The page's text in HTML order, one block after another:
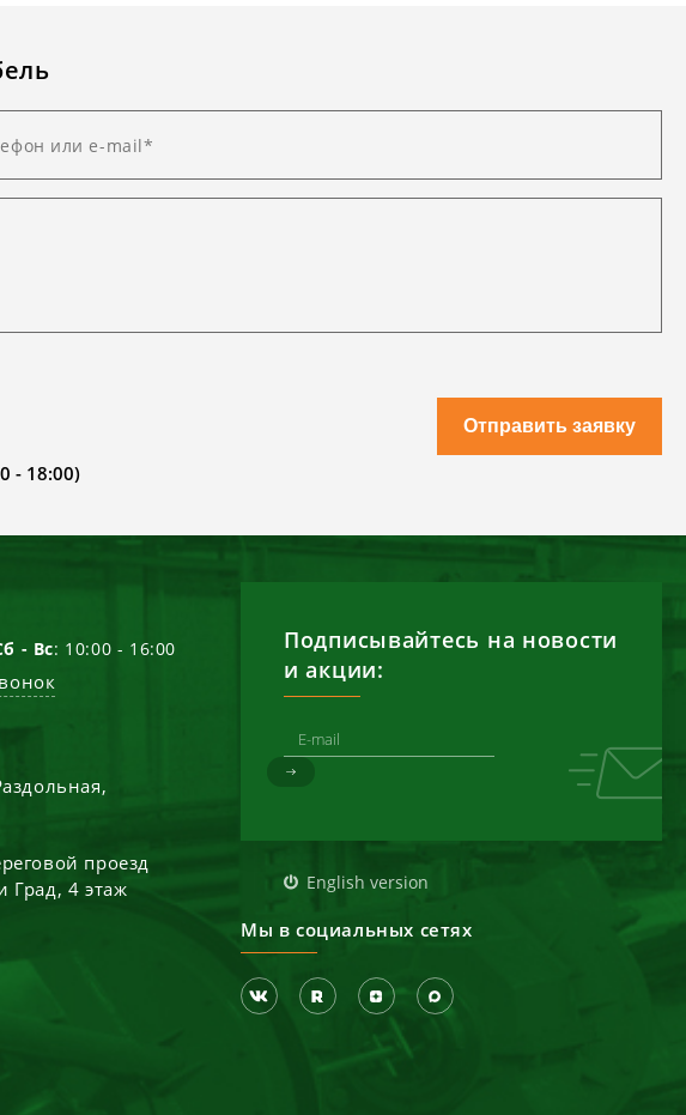
- 18:00)
Отправить заявку
- Вс: 10:00 - 16:00
проезд
Град, 4 этаж
Подписывайтесь на новости
и акции:
English version
Мы в социальных сетях